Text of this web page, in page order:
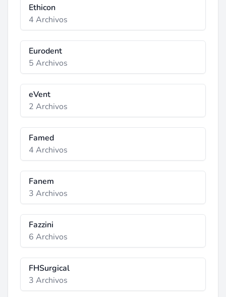
Ethicon
4 Archivos
Eurodent
5 Archivos
eVent
2 Archivos
Famed
4 Archivos
Fanem
3 Archivos
Fazzini
6 Archivos
FHSurgical
3 Archivos